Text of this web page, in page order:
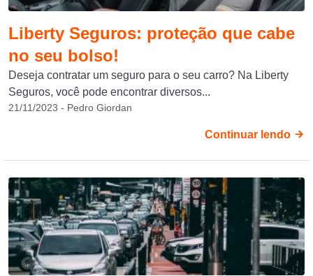
Liberty Seguros: proteção que cabe
no seu bolso!
Deseja contratar um seguro para o seu carro? Na Liberty
Seguros, você pode encontrar diversos...
21/11/2023 - Pedro Giordan
Continuar lendo